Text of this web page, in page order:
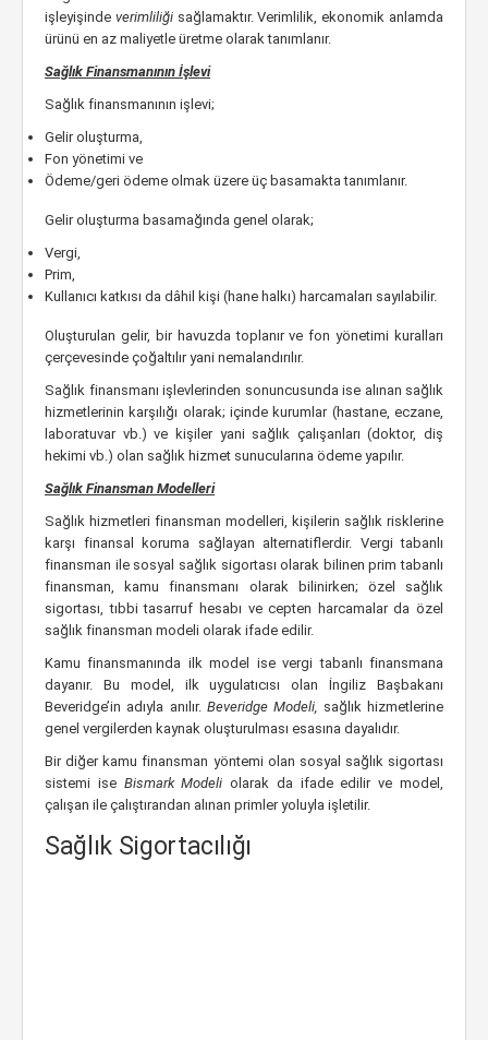
işleyişinde verimliliği sağlamaktır. Verimlilik, ekonomik anlamda
ürünü en az maliyetle üretme olarak tanımlanır.
Sağlık Finansmanının İşlevi
Sağlık finansmanının işlevi;
Gelir oluşturma,
Fon yönetimi ve
Ödeme/geri ödeme olmak üzere üç basamakta tanımlanır.
Gelir oluşturma basamağında genel olarak;
Vergi,
Prim,
Kullanıcı katkısı da dâhil kişi (hane halkı) harcamaları sayılabilir.
Oluşturulan gelir, bir havuzda toplanır ve fon yönetimi kuralları
çerçevesinde çoğaltılır yani nemalandırılır.
Sağlık finansmanı işlevlerinden sonuncusunda ise alınan sağlık
hizmetlerinin karşılığı olarak; içinde kurumlar (hastane, eczane,
laboratuvar vb.) ve kişiler yani sağlık çalışanları (doktor, diş
hekimi vb.) olan sağlık hizmet sunucularına ödeme yapılır.
Sağlık Finansman Modelleri
Sağlık hizmetleri finansman modelleri, kişilerin sağlık risklerine
karşı finansal koruma sağlayan alternatiflerdir. Vergi tabanlı
finansman ile sosyal sağlık sigortası olarak bilinen prim tabanlı
finansman, kamu finansmanı olarak bilinirken; özel sağlık
sigortası, tıbbi tasarruf hesabı ve cepten harcamalar da özel
sağlık finansman modeli olarak ifade edilir.
Kamu finansmanında ilk model ise vergi tabanlı finansmana
dayanır. Bu model, ilk uygulatıcısı olan İngiliz Başbakanı
Beveridge’in adıyla anılır. Beveridge Modeli, sağlık hizmetlerine
genel vergilerden kaynak oluşturulması esasına dayalıdır.
Bir diğer kamu finansman yöntemi olan sosyal sağlık sigortası
sistemi ise Bismark Modeliolarak da ifade edilir ve model,
çalışan ile çalıştırandan alınan primler yoluyla işletilir.
Sağlık Sigortacılığı